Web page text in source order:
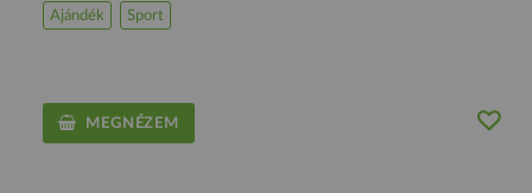
Ajándék Sport
MEGNÉZEM